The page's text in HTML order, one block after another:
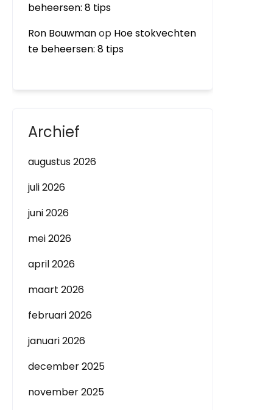
beheersen: 8 tips
Ron Bouwmanop Hoe stokvechten
te beheersen: 8 tips
Archief
augustus 2026
juli 2026
juni 2026
mei 2026
april 2026
maart 2026
februari 2026
januari 2026
december 2025
november 2025